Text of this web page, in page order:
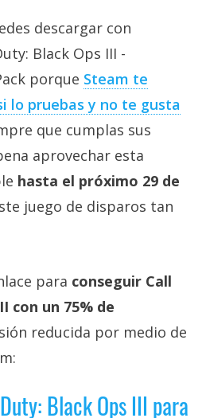
descargar con
Black Ops III -
porque Steam te
lo pruebas y no te gusta
que cumplas sus
aprovechar esta
hasta el próximo 29 de
juego de disparos tan
para conseguir Call
con un 75% de
reducida por medio de
Black Ops III para